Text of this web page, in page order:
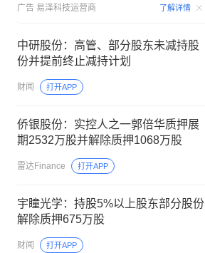
广告 易泽科技运营商 了解详情
中研股份：高管、部分股东未减持股
份并提前终止减持计划
财闻 打开APP
侨银股份：实控人之一郭倍华质押展
期2532万股并解除质押1068万股
雷达Finance 打开APP
宇瞳光学：持股5%以上股东部分股份
解除质押675万股
财闻 打开APP